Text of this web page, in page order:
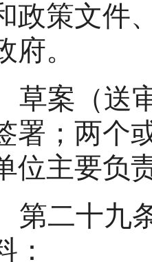
政策文件
府。
案（送审
署；两个
位主要负
二十九
：